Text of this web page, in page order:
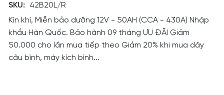
SKU:
42B20L/R
Kín khí, Miễn bảo dưỡng 12V - 50AH (CCA - 430A) Nhập
khẩu Hàn Quốc. Bảo hành 09 tháng ƯU ĐÃI Giảm
50.000 cho lần mua tiếp theo Giảm 20% khi mua dây
câu bình, máy kích bình...